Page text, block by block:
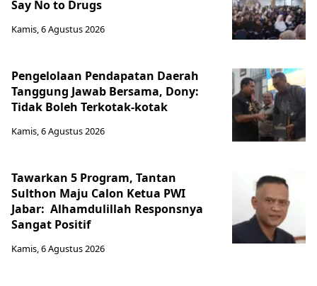
Say No to Drugs
Kamis, 6 Agustus 2026
Pengelolaan Pendapatan Daerah
Tanggung Jawab Bersama, Dony:
Tidak Boleh Terkotak-kotak
Kamis, 6 Agustus 2026
Tawarkan 5 Program, Tantan
Sulthon Maju Calon Ketua PWI
Jabar: Alhamdulillah Responsnya
Sangat Positif
Kamis, 6 Agustus 2026